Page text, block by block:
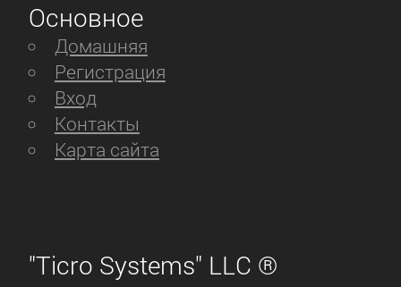
Основное
Домашняя
Регистрация
Вход
Контакты
Карта сайта
"Ticro Systems" LLC ®